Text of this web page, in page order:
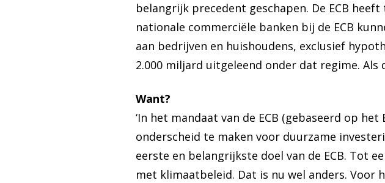
belangrijk precedent geschapen. De ECB
nationale commerciële banken bij de ECB
aan bedrijven en huishoudens, exclusief
2.000 miljard uitgeleend onder dat regime.
Want?
‘In het mandaat van de ECB (gebaseerd op
onderscheid te maken voor duurzame
eerste en belangrijkste doel van de ECB. Tot
met klimaatbeleid. Dat is nu wel anders. Voor